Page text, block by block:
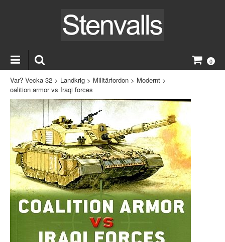
0
Var? Vecka 32 > Landkrig > Militärfordon > Modernt >
oalition armor vs Iraqi forces